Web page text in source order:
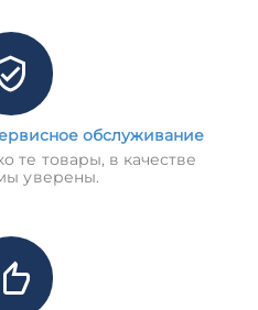
обслуживание
те товары, в качестве
уверены.